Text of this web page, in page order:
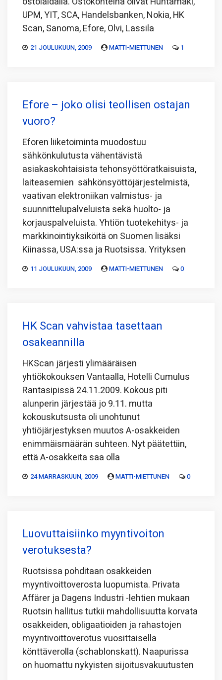
UPM, YIT, SCA, Handelsbanken, Nokia, HK
Scan, Sanoma, Efore, Olvi, Lassila
21 JOULUKUUN, 2009 MATTI-MIETTUNEN 1
Efore – joko olisi teollisen ostajan
vuoro?
Eforen liiketoiminta muodostuu
sähkönkulutusta vähentävistä
asiakaskohtaisista tehonsyöttöratkaisuista,
laiteasemien sähkönsyöttöjärjestelmistä,
vaativan elektroniikan valmistus- ja
suunnittelupalveluista sekä huolto- ja
korjauspalveluista. Yhtiön tuotekehitys- ja
markkinointiyksiköitä on Suomen lisäksi
Kiinassa, USA:ssa ja Ruotsissa. Yrityksen
11 JOULUKUUN, 2009 MATTI-MIETTUNEN 0
HK Scan vahvistaa tasettaan
osakeannilla
HKScan järjesti ylimääräisen
yhtiökokouksen Vantaalla, Hotelli Cumulus
Rantasipissä 24.11.2009. Kokous piti
alunperin järjestää jo 9.11. mutta
kokouskutsusta oli unohtunut
yhtiöjärjestyksen muutos A-osakkeiden
enimmäismäärän suhteen. Nyt päätettiin,
että A-osakkeita saa olla
24 MARRASKUUN, 2009 MATTI-MIETTUNEN 0
Luovuttaisiinko myyntivoiton
verotuksesta?
Ruotsissa pohditaan osakkeiden
myyntivoittoverosta luopumista. Privata
Affärer ja Dagens Industri -lehtien mukaan
Ruotsin hallitus tutkii mahdollisuutta korvata
osakkeiden, obligaatioiden ja rahastojen
myyntivoittoverotus vuosittaisella
könttäverolla (schablonskatt). Naapurissa
on huomattu nykyisten sijoitusvakuutusten